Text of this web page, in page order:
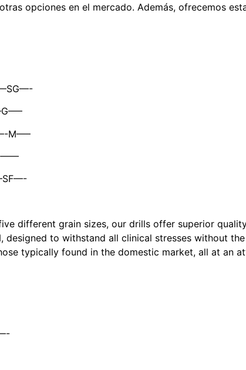
opciones en el mercado. Además, ofrecemos
M—–
different grain sizes, our drills offer superior
to withstand all clinical stresses without
typically found in the domestic market, all at an